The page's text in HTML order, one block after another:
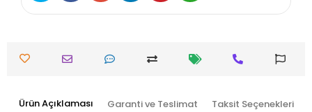
Ürün Açıklaması Garanti ve Teslimat Taksit Seçenekleri